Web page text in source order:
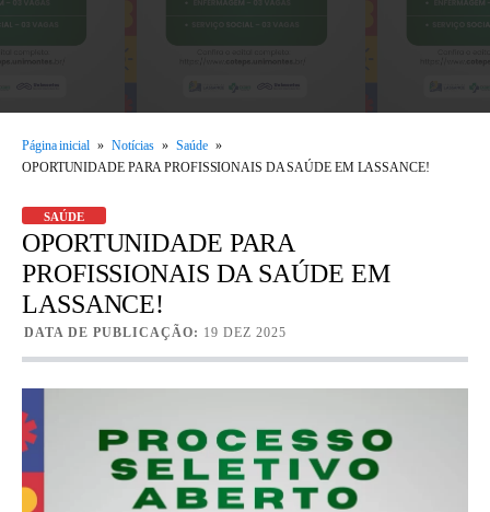
Página inicial » Notícias » Saúde »
OPORTUNIDADE PARA PROFISSIONAIS DA SAÚDE EM LASSANCE!
SAÚDE
OPORTUNIDADE PARA
PROFISSIONAIS DA SAÚDE EM
LASSANCE!
DATA DE PUBLICAÇÃO: 19 DEZ 2025